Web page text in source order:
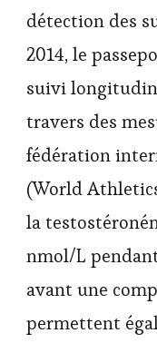
détection des
2014, le
suivi
travers des
fédération
(World
la
nmol/L
avant une
permettent